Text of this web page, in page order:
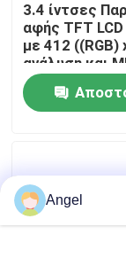
Γύρος
Ποιοτικός
Ζητήστε ένα
3.4 ίντσες
αφής TFT
με 412 ((RGB)
ανάλυση και
διεπαφή για
βιομηχανική
Angel